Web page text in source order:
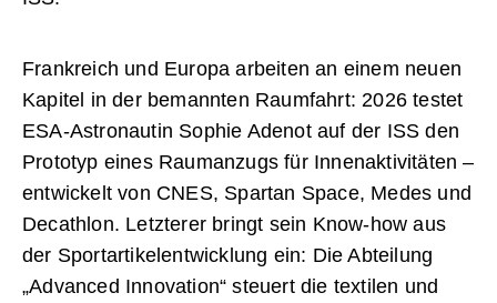
Frankreich und Europa arbeiten an einem neuen
Kapitel in der bemannten Raumfahrt: 2026 testet
ESA-Astronautin Sophie Adenot auf der ISS den
Prototyp eines Raumanzugs für Innenaktivitäten –
entwickelt von CNES, Spartan Space, Medes und
Decathlon. Letzterer bringt sein Know-how aus
der Sportartikelentwicklung ein: Die Abteilung
„Advanced Innovation“ steuert die textilen und